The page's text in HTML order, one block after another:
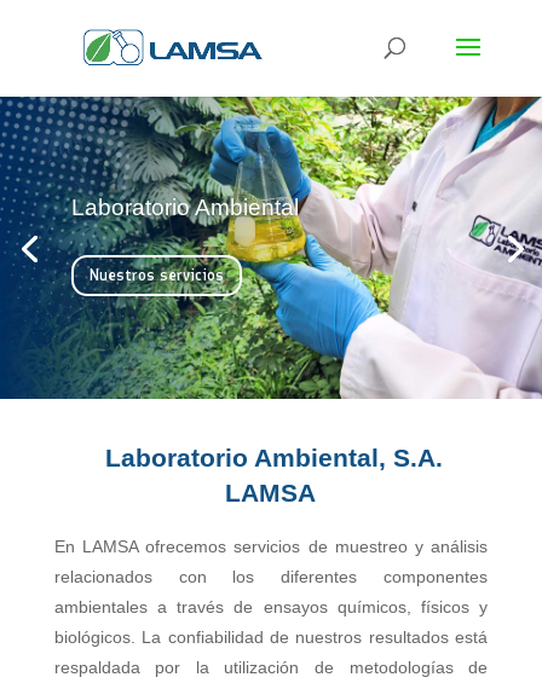
Tu socio global en análisis ambiental
Nosotros
Laboratorio Ambiental, S.A.
LAMSA
En LAMSA ofrecemos servicios de muestreo y análisis
relacionados con los diferentes componentes
ambientales a través de ensayos químicos, físicos y
biológicos. La confiabilidad de nuestros resultados está
respaldada por la utilización de metodologías de